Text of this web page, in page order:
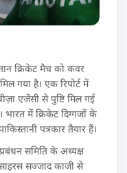
क्रिकेट मैच को कवर
गया है। एक रिपोर्ट में
एजेंसी से पुष्टि मिल गई
में क्रिकेट दिग्गजों के
पत्रकार तैयार हैं।
समिति के अध्यक्ष
सज्जाद काजी से